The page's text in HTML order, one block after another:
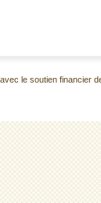
le soutien financier